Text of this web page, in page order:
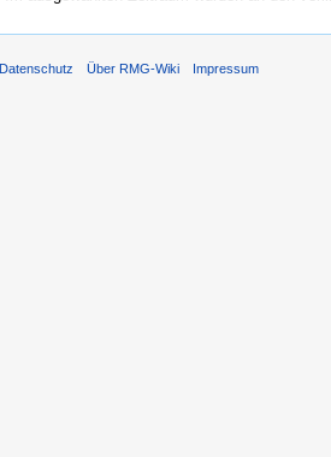
Datenschutz Über RMG-Wiki Impressum